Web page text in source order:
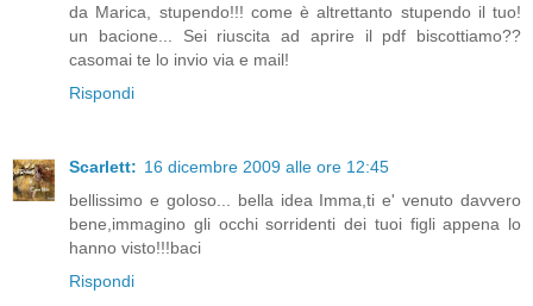
da Marica, stupendo!!! come è altrettanto stupendo il tuo!
un bacione... Sei riuscita ad aprire il pdf biscottiamo??
casomai te lo invio via e mail!
Rispondi
Scarlett: 16 dicembre 2009 alle ore 12:45
bellissimo e goloso... bella idea Imma,ti e' venuto davvero
bene,immagino gli occhi sorridenti dei tuoi figli appena lo
hanno visto!!!baci
Rispondi